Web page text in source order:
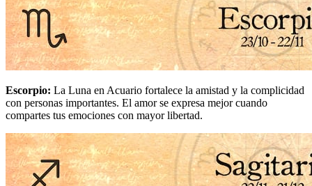
Escorpio: La Luna en Acuario fortalece la amistad y la complicidad
con personas importantes. El amor se expresa mejor cuando
compartes tus emociones con mayor libertad.